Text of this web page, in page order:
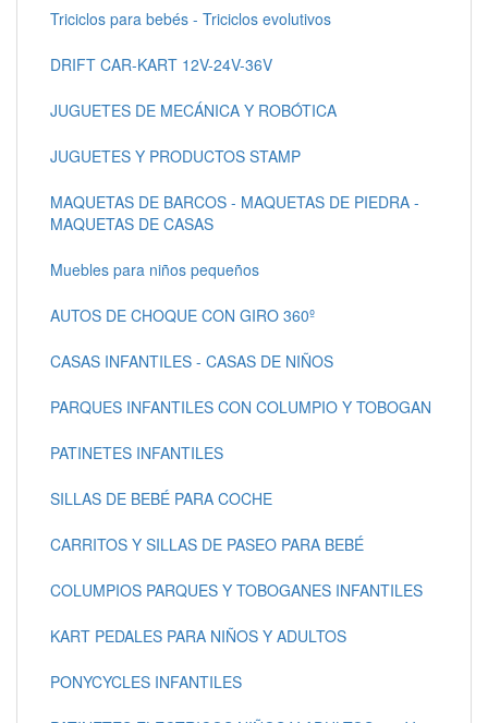
Triciclos para bebés - Triciclos evolutivos
DRIFT CAR-KART 12V-24V-36V
JUGUETES DE MECÁNICA Y ROBÓTICA
JUGUETES Y PRODUCTOS STAMP
MAQUETAS DE BARCOS - MAQUETAS DE PIEDRA -
MAQUETAS DE CASAS
Muebles para niños pequeños
AUTOS DE CHOQUE CON GIRO 360º
CASAS INFANTILES - CASAS DE NIÑOS
PARQUES INFANTILES CON COLUMPIO Y TOBOGAN
PATINETES INFANTILES
SILLAS DE BEBÉ PARA COCHE
CARRITOS Y SILLAS DE PASEO PARA BEBÉ
COLUMPIOS PARQUES Y TOBOGANES INFANTILES
KART PEDALES PARA NIÑOS Y ADULTOS
PONYCYCLES INFANTILES